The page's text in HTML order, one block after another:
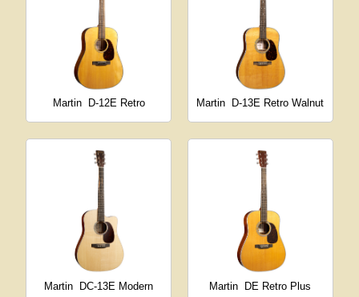
Martin D-12E Retro Martin D-13E Retro Walnut
Martin DC-13E Modern Martin DE Retro Plus